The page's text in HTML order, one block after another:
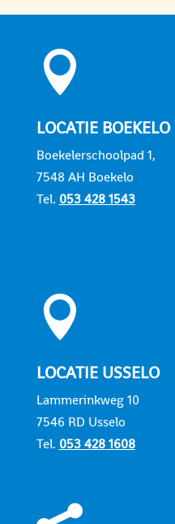

LOCATIE BOEKELO
Boekelerschoolpad 1,
7548 AH Boekelo
Tel. 053 428 1543

LOCATIE USSELO
Lammerinkweg 10
7546 RD Usselo
Tel. 053 428 1608